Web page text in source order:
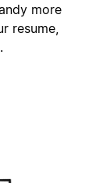
more
resume,